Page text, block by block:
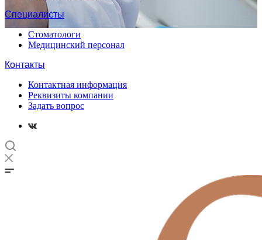
Специалисты
Стоматологи
Медицинский персонал
Контакты
Контактная информация
Реквизиты компании
Задать вопрос